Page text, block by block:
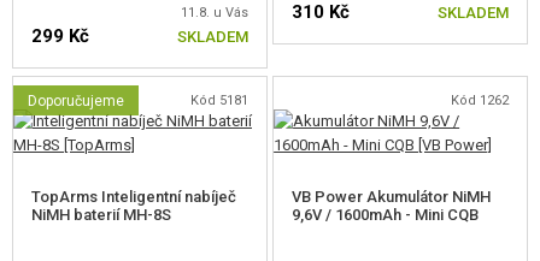
11.8. u Vás
299 Kč SKLADEM
310 Kč SKLADEM
Doporučujeme Kód 5181
TopArms Inteligentní nabíječ
NiMH baterií MH-8S
Kód 1262
VB Power Akumulátor NiMH
9,6V / 1600mAh - Mini CQB